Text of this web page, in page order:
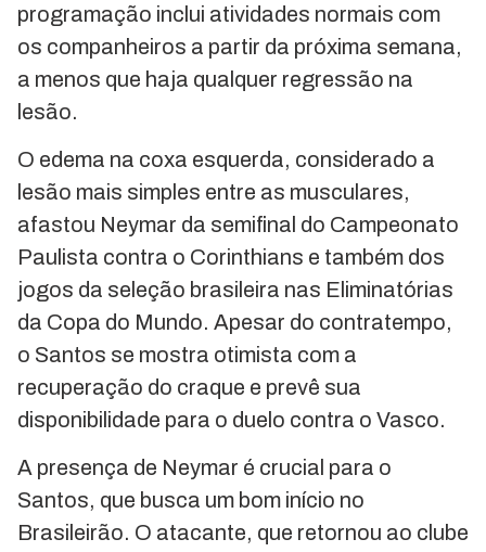
programação inclui atividades normais com
os companheiros a partir da próxima semana,
a menos que haja qualquer regressão na
lesão.
O edema na coxa esquerda, considerado a
lesão mais simples entre as musculares,
afastou Neymar da semifinal do Campeonato
Paulista contra o Corinthians e também dos
jogos da seleção brasileira nas Eliminatórias
da Copa do Mundo. Apesar do contratempo,
o Santos se mostra otimista com a
recuperação do craque e prevê sua
disponibilidade para o duelo contra o Vasco.
A presença de Neymar é crucial para o
Santos, que busca um bom início no
Brasileirão. O atacante, que retornou ao clube